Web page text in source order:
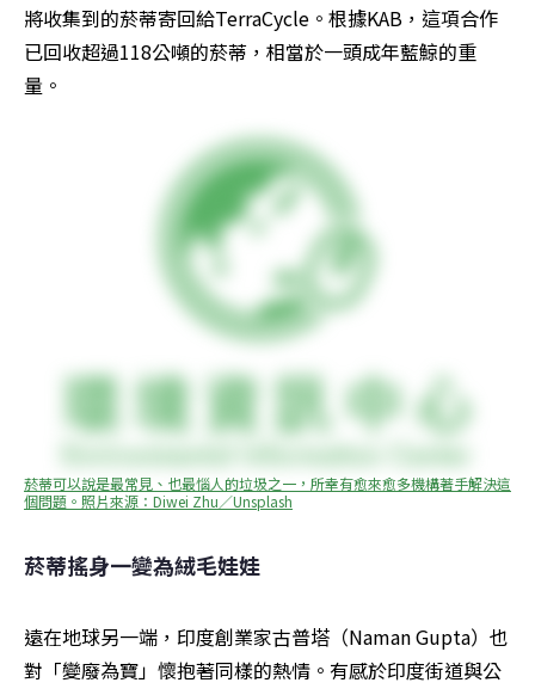
將收集到的菸蒂寄回給TerraCycle。根據KAB，這項合作
已回收超過118公噸的菸蒂，相當於一頭成年藍鯨的重
量。
菸蒂可以說是最常見、也最惱人的垃圾之一，所幸有愈來愈多機構著手解決這
個問題。照片來源：Diwei Zhu／Unsplash
菸蒂搖身一變為絨毛娃娃
遠在地球另一端，印度創業家古普塔（Naman Gupta）也
對「變廢為寶」懷抱著同樣的熱情。有感於印度街道與公